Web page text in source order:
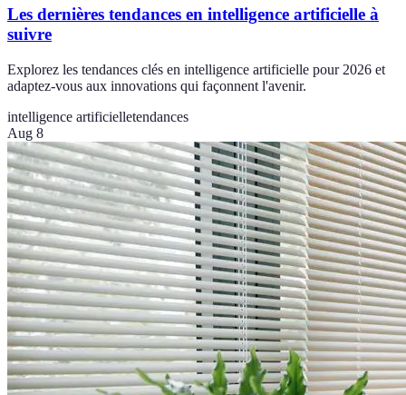
Les dernières tendances en intelligence artificielle à
suivre
Explorez les tendances clés en intelligence artificielle pour 2026 et
adaptez-vous aux innovations qui façonnent l'avenir.
intelligence artificielletendances
Aug 8